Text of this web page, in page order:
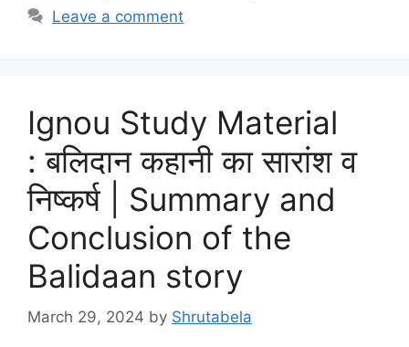
Leave a comment
Ignou Study Material
: बलिदान कहानी का सारांश व
निष्कर्ष | Summary and
Conclusion of the
Balidaan story
March 29, 2024 by Shrutabela